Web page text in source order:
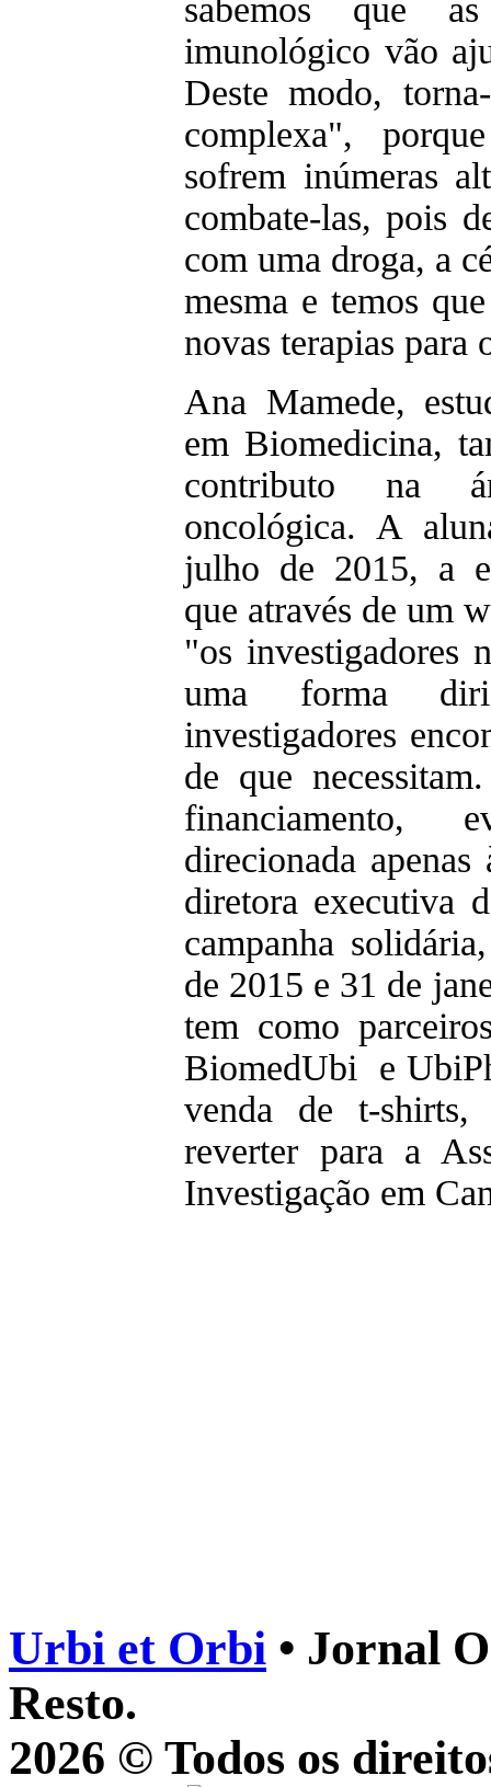
sabemos que
imunológico vão
Deste modo,
complexa",
sofrem inúmeras
combate-las, pois
com uma droga, a
mesma e temos
novas terapias para
Ana Mamede,
em Biomedicina,
contributo na
oncológica. A
julho de 2015, a
que através de um
"os investigadores
uma forma
investigadores
de que
financiamento,
direcionada
diretora executiva
campanha
de 2015 e 31 de
tem como
BiomedUbi e
venda de t-
reverter para a
Investigação em
Urbi et Orbi • Jornal
Resto.
2026 © Todos os